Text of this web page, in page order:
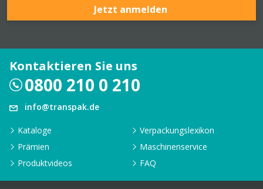
Jetzt anmelden
Kontaktieren Sie uns
0800 210 0 210
info@transpak.de
Kataloge
Verpackungslexikon
Prämien
Maschinenservice
Produktvideos
FAQ